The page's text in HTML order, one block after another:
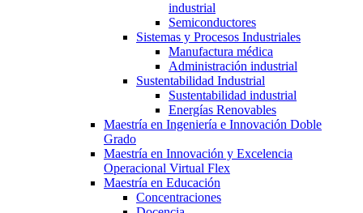
industrial
Semiconductores
Sistemas y Procesos Industriales
Manufactura médica
Administración industrial
Sustentabilidad Industrial
Sustentabilidad industrial
Energías Renovables
Maestría en Ingeniería e Innovación Doble
Grado
Maestría en Innovación y Excelencia
Operacional Virtual Flex
Maestría en Educación
Concentraciones